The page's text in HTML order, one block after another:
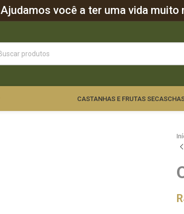
Ajudamos você a ter uma vida muito
CASTANHAS E FRUTAS SECAS